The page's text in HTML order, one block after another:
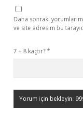
Daha sonraki
ve site adresim bu
7 + 8 kaçtır?*